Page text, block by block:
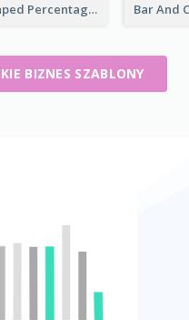
Human Shaped Percentage
BIZNES SZABLONY